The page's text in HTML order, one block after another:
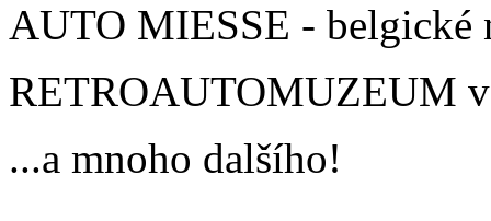
AUTO MIESSE - belgické
RETROAUTOMUZEUM
...a mnoho dalšího!